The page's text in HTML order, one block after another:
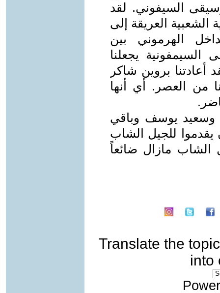
السيفوني. لقد
الشعبية العريقة إلى
الهرموني بين
يجعلنا
بروين شاكر
من العصر. أي أنها
وسعيد يوسف وباقي
للجيل الشاب
الشاب مازال ضائعاً
Translate the topic
into